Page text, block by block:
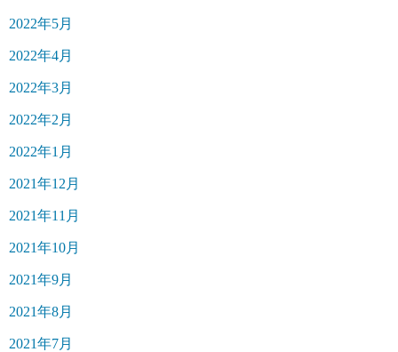
2022年5月
2022年4月
2022年3月
2022年2月
2022年1月
2021年12月
2021年11月
2021年10月
2021年9月
2021年8月
2021年7月